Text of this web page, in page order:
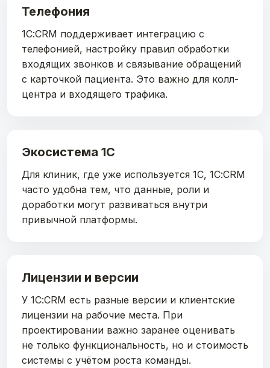
Телефония
1С:CRM поддерживает интеграцию с
телефонией, настройку правил обработки
входящих звонков и связывание обращений
с карточкой пациента. Это важно для колл-
центра и входящего трафика.
Экосистема 1С
Для клиник, где уже используется 1С, 1С:CRM
часто удобна тем, что данные, роли и
доработки могут развиваться внутри
привычной платформы.
Лицензии и версии
У 1С:CRM есть разные версии и клиентские
лицензии на рабочие места. При
проектировании важно заранее оценивать
не только функциональность, но и стоимость
системы с учётом роста команды.